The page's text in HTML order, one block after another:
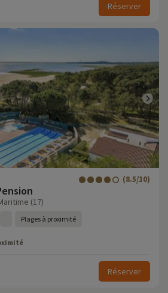
Réserver
(8.5/10)
(17)
Plages à proximité
Réserver